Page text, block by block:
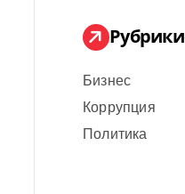
Рубрики
Бизнес
Коррупция
Политика